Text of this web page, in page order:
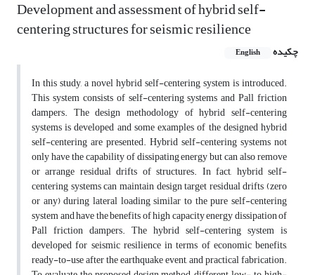
Development and assessment of hybrid self-
centering structures for seismic resilience
چکیده English
In this study, a novel hybrid self-centering system is introduced.
This system consists of self-centering systems and Pall friction
dampers. The design methodology of hybrid self-centering
systems is developed and some examples of the designed hybrid
self-centering are presented. Hybrid self-centering systems not
only have the capability of dissipating energy but can also remove
or arrange residual drifts of structures. In fact, hybrid self-
centering systems can maintain design target residual drifts (zero
or any) during lateral loading similar to the pure self-centering
system and have the benefits of high capacity energy dissipation of
Pall friction dampers. The hybrid self-centering system is
developed for seismic resilience in terms of economic benefits,
ready-to-use after the earthquake event, and practical fabrication.